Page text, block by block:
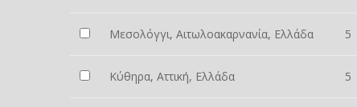
Μεσολόγγι, Αιτωλοακαρνανία, Ελλάδα 5
Κύθηρα, Αττική, Ελλάδα 5